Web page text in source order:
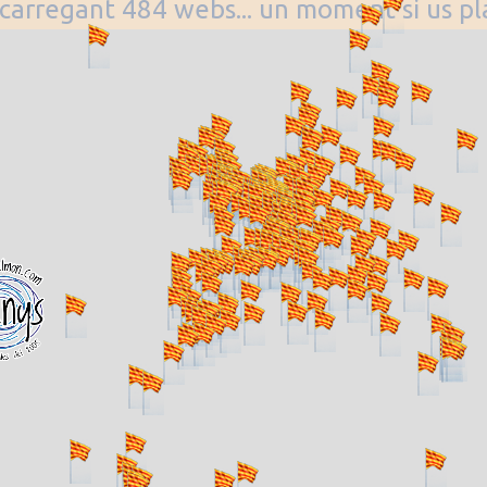
484 webs... un moment si us